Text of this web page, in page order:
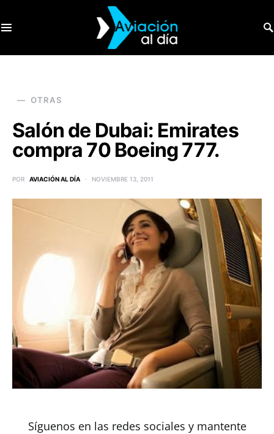
OTRAS
Salón de Dubai: Emirates
compra 70 Boeing 777.
POR AVIACIÓN AL DÍA NOVIEMBRE 13, 2011
Síguenos en las redes sociales y mantente